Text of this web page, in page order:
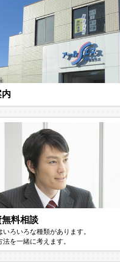
内
料相談
ろいろな種類があります。
を一緒に考えます。